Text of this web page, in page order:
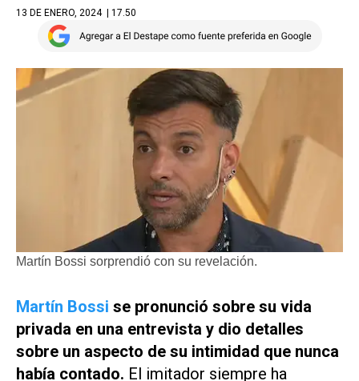
13 DE ENERO, 2024 | 17.50
Martín Bossi sorprendió con su revelación.
Martín Bossi se pronunció sobre su vida
privada en una entrevista y dio detalles
sobre un aspecto de su intimidad que nunca
había contado. El imitador siempre ha